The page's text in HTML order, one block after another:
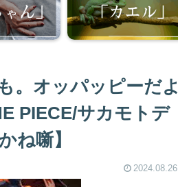
。オッパッピーだよ
PIECE/サカモトデ
ね噺】
2024.08.26